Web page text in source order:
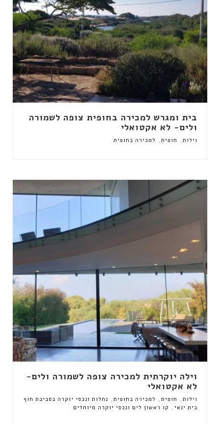
בית ומגרש למכירה בחופית צופה לשמורה
ולים- לא אקטואלי
וילות , חופית , למכירה בחופית
וילה יוקרתית למכירה צופה לשמורה ולים-
לא אקטואלי
וילות , חופית , למכירה בחופית , נחלות ונכסי יוקרה בסביבת חוף
בית ינאי , קו ראשון לים ונכסי יוקרה מיוחדים